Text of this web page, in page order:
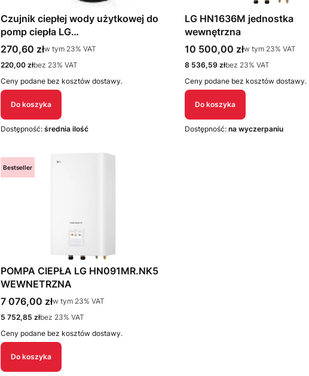
Czujnik ciepłej wody użytkowej do
pomp ciepła LG
PHRSTA0.ENCXLEU
Cena brutto
270,60 złw tym %s VAT
w tym 23% VAT
Cena netto
220,00 złbez 23% VAT
Ceny podane bez kosztów dostawy.
Do koszyka
Dostępność: średnia ilość
LG HN1636M jednostka
wewnętrzna
Cena brutto
10 500,00 złw tym %s VAT
w tym 23% VAT
Cena netto
8 536,59 złbez 23% VAT
Ceny podane bez kosztów dostawy.
Do koszyka
Dostępność: na wyczerpaniu
Bestseller
POMPA CIEPŁA LG HN091MR.NK5
WEWNETRZNA
Cena brutto
7 076,00 złw tym %s VAT
w tym 23% VAT
Cena netto
5 752,85 złbez 23% VAT
Ceny podane bez kosztów dostawy.
Do koszyka